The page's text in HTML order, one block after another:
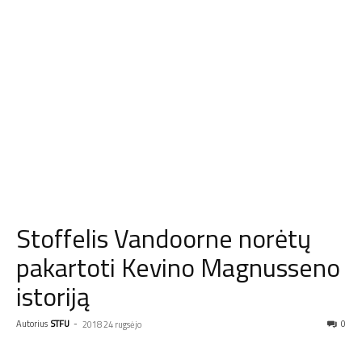
Stoffelis Vandoorne norėtų
pakartoti Kevino Magnusseno
istoriją
Autorius STFU - 2018 24 rugsėjo 0